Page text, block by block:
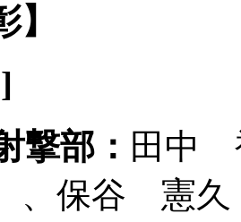
】
]
撃部： 田中
、保谷 憲久